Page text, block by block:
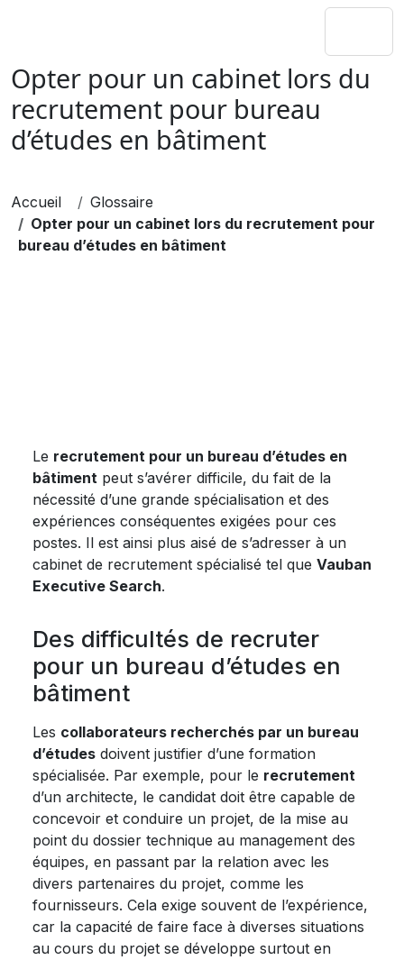
Opter pour un cabinet lors du
recrutement pour bureau
d’études en bâtiment
Accueil
Glossaire
Opter pour un cabinet lors du recrutement pour
bureau d’études en bâtiment
Le recrutement pour un bureau d’études en
bâtiment peut s’avérer difficile, du fait de la
nécessité d’une grande spécialisation et des
expériences conséquentes exigées pour ces
postes. Il est ainsi plus aisé de s’adresser à un
cabinet de recrutement spécialisé tel que Vauban
Executive Search.
Des difficultés de recruter
pour un bureau d’études en
bâtiment
Les collaborateurs recherchés par un bureau
d’études doivent justifier d’une formation
spécialisée. Par exemple, pour le recrutement
d’un architecte, le candidat doit être capable de
concevoir et conduire un projet, de la mise au
point du dossier technique au management des
équipes, en passant par la relation avec les
divers partenaires du projet, comme les
fournisseurs. Cela exige souvent de l’expérience,
car la capacité de faire face à diverses situations
au cours du projet se développe surtout en